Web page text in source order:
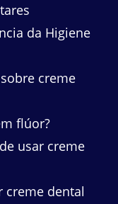
da Higiene
creme
flúor?
usar creme
creme dental